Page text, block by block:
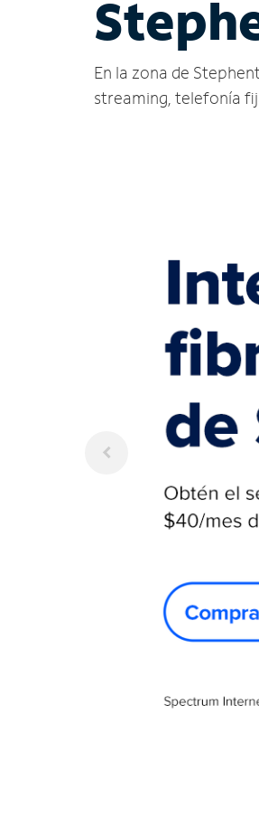
En la zona de
streaming, telefonía